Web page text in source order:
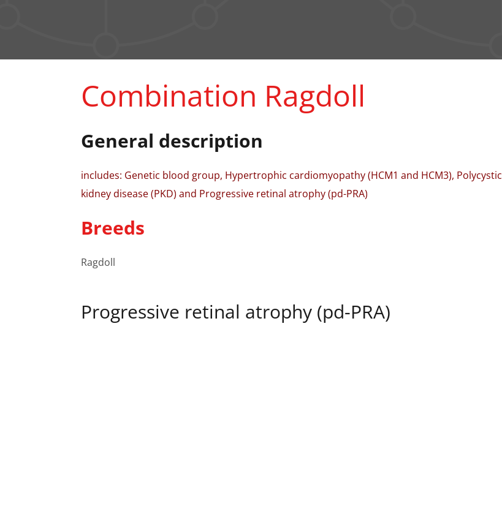
Combination Ragdoll
General description
includes: Genetic blood group, Hypertrophic cardiomyopathy (HCM1 and HCM3), Polycystic
kidney disease (PKD) and Progressive retinal atrophy (pd-PRA)
Breeds
Ragdoll
Progressive retinal atrophy (pd-PRA)